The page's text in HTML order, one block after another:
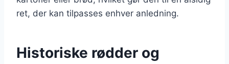
ret, der kan tilpasses enhver anledning.
Historiske rødder og